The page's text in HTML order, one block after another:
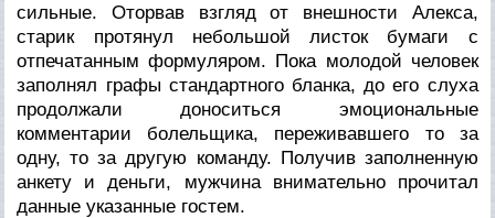
сильные. Оторвав взгляд от внешности Алекса,
старик протянул небольшой листок бумаги с
отпечатанным формуляром. Пока молодой человек
заполнял графы стандартного бланка, до его слуха
продолжали доноситься эмоциональные
комментарии болельщика, переживавшего то за
одну, то за другую команду. Получив заполненную
анкету и деньги, мужчина внимательно прочитал
данные указанные гостем.